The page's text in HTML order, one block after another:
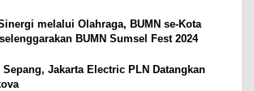
melalui Olahraga, BUMN se-Kota
BUMN Sumsel Fest 2024
Jakarta Electric PLN Datangkan